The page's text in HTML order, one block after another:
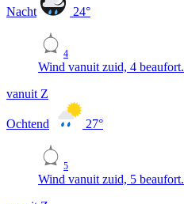
Nacht 24°
4
Wind vanuit zuid, 4 beaufort.
vanuit Z
Ochtend 27°
5
Wind vanuit zuid, 5 beaufort.